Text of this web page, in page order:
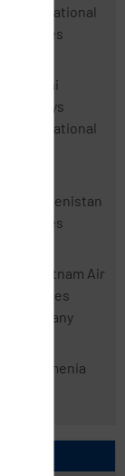
International
Airlines
Thai
Airways
International
Turkmenistan
Airlines
Vietnam Air
Services
Company
Yemenia